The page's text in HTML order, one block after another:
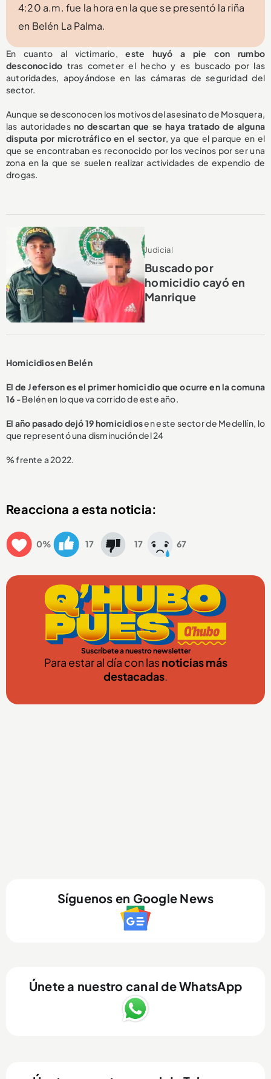
4:20 a.m. fue la hora en la que se presentó la riña
en Belén La Palma.
En cuanto al victimario, este huyó a pie con rumbo
desconocido tras cometer el hecho y es buscado por las
autoridades, apoyándose en las cámaras de seguridad del
sector.
Aunque se desconocen los motivos del asesinato de Mosquera,
las autoridades no descartan que se haya tratado de alguna
disputa por microtráfico en el sector, ya que el parque en el
que se encontraban es reconocido por los vecinos por ser una
zona en la que se suelen realizar actividades de expendio de
drogas.
Judicial
Buscado por
homicidio cayó en
Manrique
Homicidios en Belén
El de Jeferson es el primer homicidio que ocurre en la comuna
16 - Belén en lo que va corrido de este año.
El año pasado dejó 19 homicidiosen este sector de Medellín, lo
que representó una disminución del 24
% frente a 2022.
Reacciona a esta noticia:
0% 17 17 67
Suscríbete a nuestro newsletter
Para estar al día con lasnoticias más
destacadas.
Síguenos en Google News
Únete a nuestro canal de WhatsApp